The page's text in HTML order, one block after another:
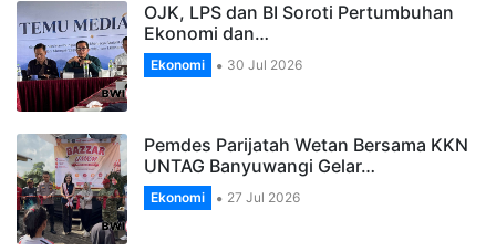
OJK, LPS dan BI Soroti Pertumbuhan
Ekonomi dan…
Ekonomi 30 Jul 2026
Pemdes Parijatah Wetan Bersama KKN
UNTAG Banyuwangi Gelar…
Ekonomi 27 Jul 2026